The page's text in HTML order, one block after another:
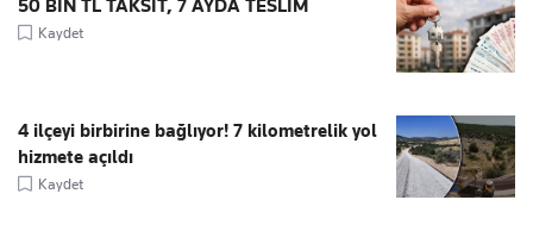
50 BİN TL TAKSİT, 7 AYDA TESLİM
Kaydet
4 ilçeyi birbirine bağlıyor! 7 kilometrelik yol
hizmete açıldı
Kaydet